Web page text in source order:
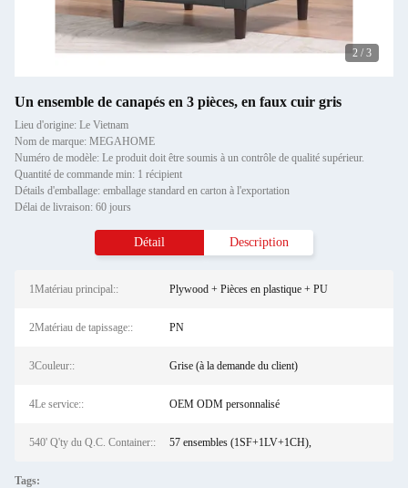
2 / 3
Un ensemble de canapés en 3 pièces, en faux cuir gris
Lieu d'origine: Le Vietnam
Nom de marque: MEGAHOME
Numéro de modèle: Le produit doit être soumis à un contrôle de qualité supérieur.
Quantité de commande min: 1 récipient
Détails d'emballage: emballage standard en carton à l'exportation
Délai de livraison: 60 jours
Détail Description
1Matériau principal:: Plywood + Pièces en plastique + PU
2Matériau de tapissage:: PN
3Couleur:: Grise (à la demande du client)
4Le service:: OEM ODM personnalisé
540' Q'ty du Q.C. Container:: 57 ensembles (1SF+1LV+1CH),
Tags: